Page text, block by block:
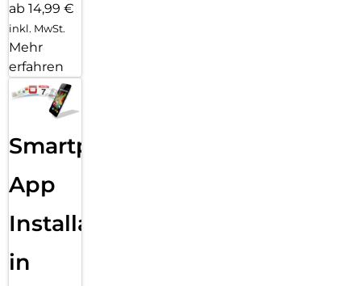
ab 14,99 €
inkl. MwSt.
Mehr
erfahren
Smartphone
App
Installation
in